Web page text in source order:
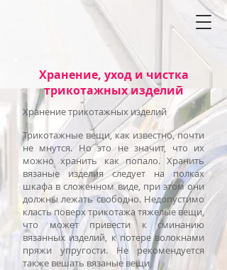
Хранение, уход и чистка
трикотажных изделий
Хранение трикотажных изделий
Трикотажные вещи, как известно, почти
не мнутся. Но это не значит, что их
можно хранить как попало. Хранить
вязаные изделия следует на полках
шкафа в сложенном виде, при этом они
должны лежать свободно. Недопустимо
класть поверх трикотажа тяжелые вещи,
что может привести к сминанию
вязанных изделий, к потере волокнами
пряжи упругости. Не рекомендуется
также вешать вязаные вещи